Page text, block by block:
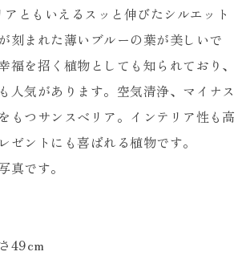
ともいえるスッと伸びたシルエット
刻まれた薄いブルーの葉が美しいで
福を招く植物としても知られており、
人気があります。空気清浄、マイナス
もつサンスベリア。インテリア性も高
ゼントにも喜ばれる植物です。
です。
49cm